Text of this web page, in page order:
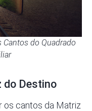
do Quadrado
do Destino
os cantos da Matriz